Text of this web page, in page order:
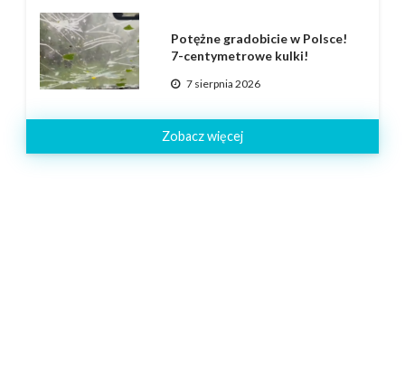
Potężne gradobicie w Polsce!
7-centymetrowe kulki!
7 sierpnia 2026
Zobacz więcej